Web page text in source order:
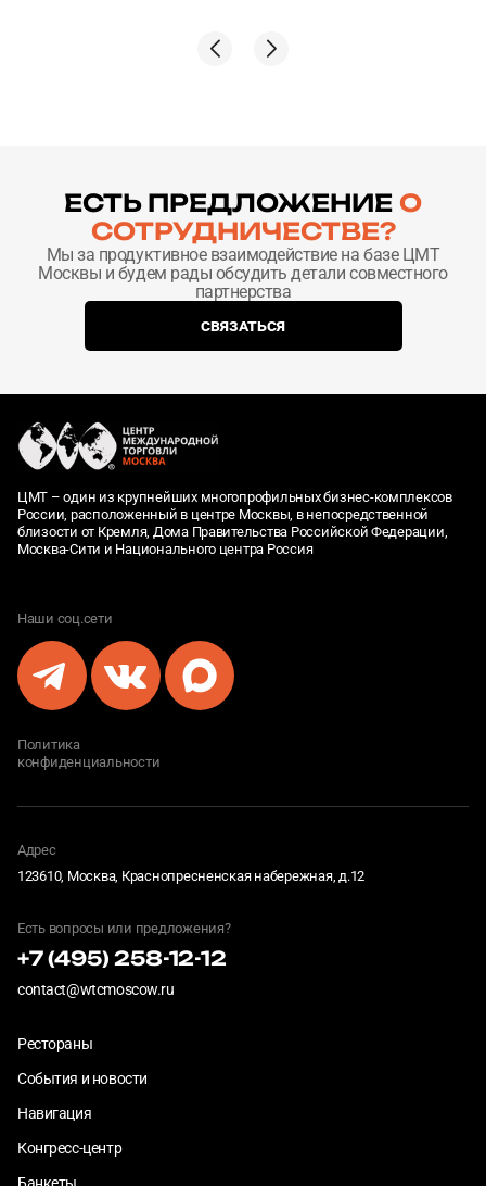
ЕСТЬ ПРЕДЛОЖЕНИЕ О
СОТРУДНИЧЕСТВЕ?
Мы за продуктивное взаимодействие на базе ЦМТ
Москвы и будем рады обсудить детали совместного
партнерства
СВЯЗАТЬСЯ
ЦМТ – один из крупнейших многопрофильных бизнес-комплексов
России, расположенный в центре Москвы, в непосредственной
близости от Кремля, Дома Правительства Российской Федерации,
Москва-Сити и Национального центра Россия
Наши соц.сети
Политика
конфиденциальности
Адрес
123610, Москва, Краснопресненская набережная, д.12
Есть вопросы или предложения?
+7 (495) 258-12-12
contact@wtcmoscow.ru
Рестораны
События и новости
Навигация
Конгресс-центр
Банкеты